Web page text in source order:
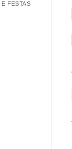
FESTAS